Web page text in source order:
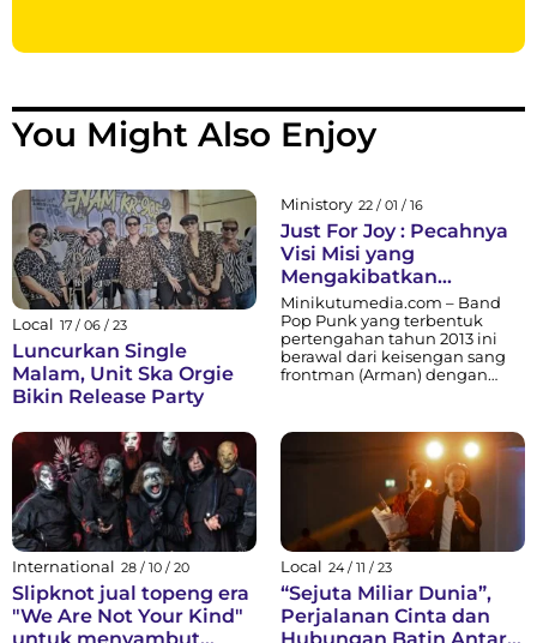
You Might Also Enjoy
Local 17 / 06 / 23
Luncurkan Single
Malam, Unit Ska Orgie
Bikin Release Party
Ministory 22 / 01 / 16
Just For Joy : Pecahnya
Visi Misi yang
Mengakibatkan
Perombakan Formasi
Minikutumedia.com – Band
Pop Punk yang terbentuk
pertengahan tahun 2013 ini
berawal dari keisengan sang
frontman (Arman) dengan
Komunitas Blink Corps
Indonesia. Just For Joy
memiliki arti “hanya untuk
bersenang-senang” karena
memang niat awal mereka
bermain musik hanya untuk
mengisi waktu senggang dan
menghabiskan...
International 28 / 10 / 20
Slipknot jual topeng era
"We Are Not Your Kind"
untuk menyambut
Local 24 / 11 / 23
“Sejuta Miliar Dunia”,
Perjalanan Cinta dan
Hubungan Batin Antara